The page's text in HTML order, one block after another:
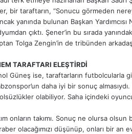
bir taraftarın, “Sonucu görmeden
yanında bulunan Başkan
çıktı. Şener’in bu sırada
Tolga Zengin’in de tribünden
TARAFTARI ELEŞTİRDİ
Güneş ise, taraftarların futbolcularla
daha iyi bir sonuç almasıydı.
olabiliyor. Saha içindeki
onların takımı. Sonuç ne olursa
olacağımızı düşünüp, onları bir an